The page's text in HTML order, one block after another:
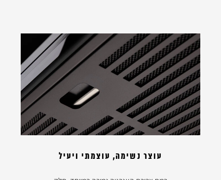
עוצר נשימה, עוצמתי ויעיל